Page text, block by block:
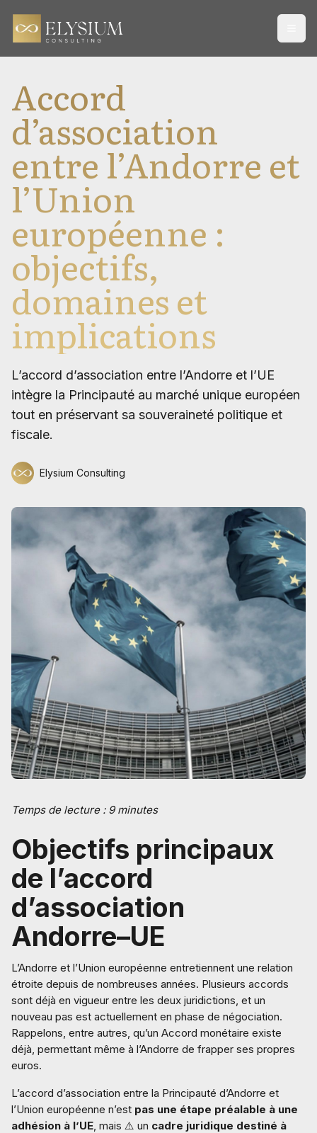
Accord
d’association
entre l’Andorre et
l’Union
européenne :
objectifs,
domaines et
implications
L’accord d’association entre l’Andorre et l’UE
intègre la Principauté au marché unique européen
tout en préservant sa souveraineté politique et
fiscale.
Elysium Consulting
Temps de lecture : 9 minutes
Objectifs principaux
de l’accord
d’association
Andorre–UE
L’Andorre et l’Union européenne entretiennent une relation
étroite depuis de nombreuses années. Plusieurs accords
sont déjà en vigueur entre les deux juridictions, et un
nouveau pas est actuellement en phase de négociation.
Rappelons, entre autres, qu’un Accord monétaire existe
déjà, permettant même à l’Andorre de frapper ses propres
euros.
L’accord d’association entre la Principauté d’Andorre et
l’Union européenne n’est pas une étape préalable à une
adhésion à l’UE, mais ⚠️ un cadre juridique destiné à